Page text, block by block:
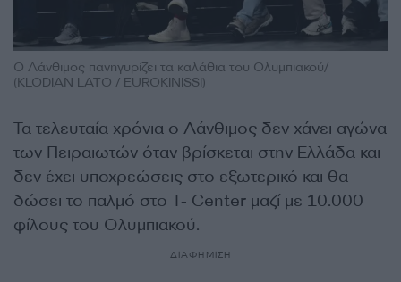
Ο Λάνθιμος πανηγυρίζει τα καλάθια του Ολυμπιακού/
(KLODIAN LATO / EUROKINISSI)
Τα τελευταία χρόνια ο Λάνθιμος δεν χάνει αγώνα
των Πειραιωτών όταν βρίσκεται στην Ελλάδα και
δεν έχει υποχρεώσεις στο εξωτερικό και θα
δώσει το παλμό στο T- Center μαζί με 10.000
φίλους του Ολυμπιακού.
ΔΙΑΦΗΜΙΣΗ